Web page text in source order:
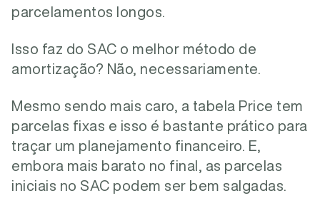
parcelamentos longos.
Isso faz do SAC o melhor método de
amortização? Não, necessariamente.
Mesmo sendo mais caro, a tabela Price tem
parcelas fixas e isso é bastante prático para
traçar um planejamento financeiro. E,
embora mais barato no final, as parcelas
iniciais no SAC podem ser bem salgadas.